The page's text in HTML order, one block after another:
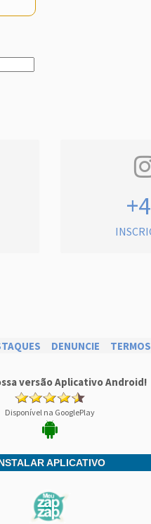
DENUNCIE TERMOS
versão Aplicativo Android!
Disponível na GooglePlay
APLICATIVO